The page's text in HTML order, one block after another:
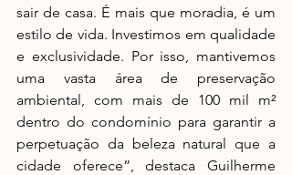
sair de casa. É mais que moradia, é um
estilo de vida. Investimos em qualidade
e exclusividade. Por isso, mantivemos
uma vasta área de preservação
ambiental, com mais de 100 mil m²
dentro do condomínio para garantir a
perpetuação da beleza natural que a
cidade oferece”, destaca Guilherme